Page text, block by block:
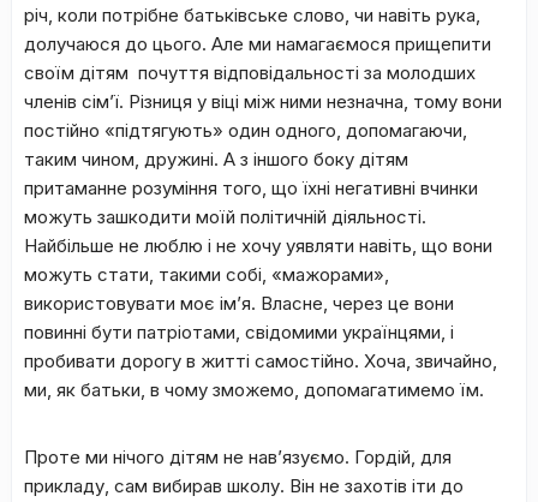
річ, коли потрібне батьківське слово, чи навіть рука,
долучаюся до цього. Але ми намагаємося прищепити
своїм дітям почуття відповідальності за молодших
членів сім’ї. Різниця у віці між ними незначна, тому вони
постійно «підтягують» один одного, допомагаючи,
таким чином, дружині. А з іншого боку дітям
притаманне розуміння того, що їхні негативні вчинки
можуть зашкодити моїй політичній діяльності.
Найбільше не люблю і не хочу уявляти навіть, що вони
можуть стати, такими собі, «мажорами»,
використовувати моє ім’я. Власне, через це вони
повинні бути патріотами, свідомими українцями, і
пробивати дорогу в житті самостійно. Хоча, звичайно,
ми, як батьки, в чому зможемо, допомагатимемо їм.
Проте ми нічого дітям не нав’язуємо. Гордій, для
прикладу, сам вибирав школу. Він не захотів іти до